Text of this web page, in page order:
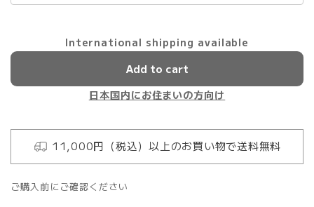
International shipping available
Add to cart
日本国内にお住まいの方向け
11,000円（税込）以上のお買い物で送料無料
ご購入前にご確認ください